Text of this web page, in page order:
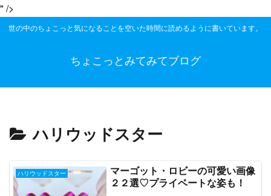
" />
世の中のちょこっと気になることを空いた時間に読めるように書いています。
ちょこっとみてみてブログ
ハリウッドスター
ハリウッドスター
マーゴット・ロビーの可愛い画像
２２選♡プライベートな姿も！